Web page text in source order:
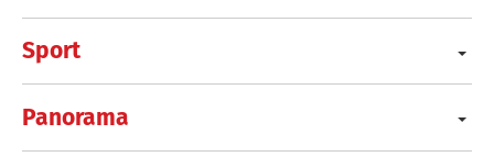
Sport
Panorama